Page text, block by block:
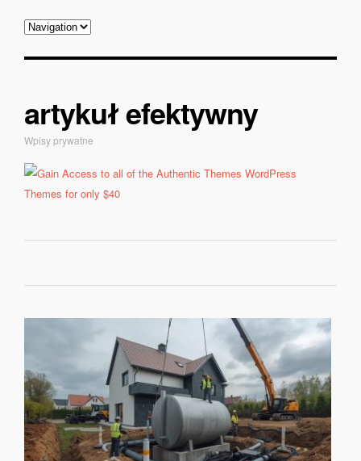
artykuł efektywny
Wpisy prywatne